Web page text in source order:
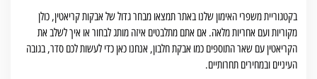
בקטגוריית משפרי האימון שלנו באתר תמצאו מבחר גדול של אבקות קריאטין, כולן
מקוריות ועם אחריות מלאה. אם אתם מתלבטים איזה מותג לבחור או איך לשלב את
הקריאטין עם שאר התוספים כמו אבקת חלבון, אנחנו כאן כדי לעשות לכם סדר, בגובה
העיניים ובמחירים תחרותיים.